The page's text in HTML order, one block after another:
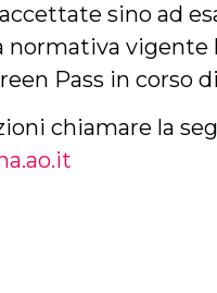
sino ad
vigente
Pass in corso
chiamare la